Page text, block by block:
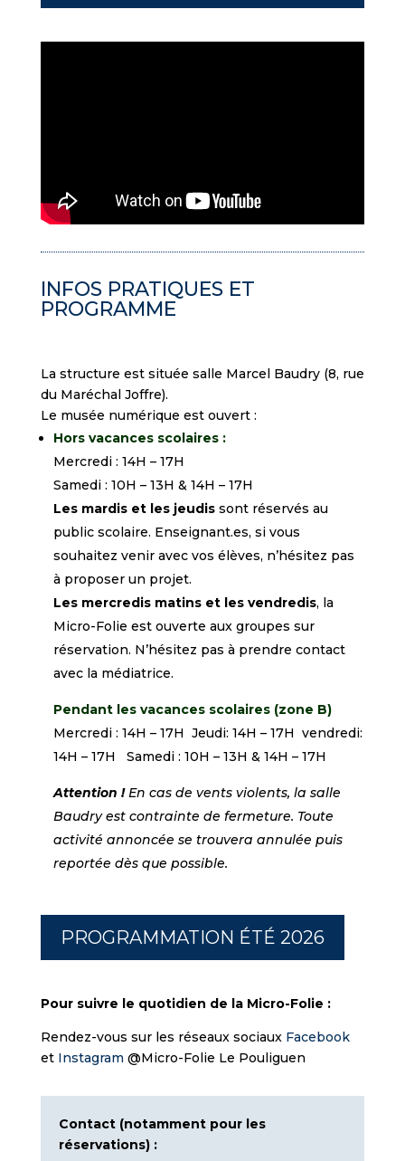
INFOS PRATIQUES ET
PROGRAMME
La structure est située salle Marcel Baudry (8, rue
du Maréchal Joffre).
Le musée numérique est ouvert :
Hors vacances scolaires :
Mercredi : 14H – 17H
Samedi : 10H – 13H & 14H – 17H
Les mardis et les jeudissont réservés au
public scolaire. Enseignant.es, si vous
souhaitez venir avec vos élèves, n’hésitez pas
à proposer un projet.
Les mercredis matins et les vendredis, la
Micro-Folie est ouverte aux groupes sur
réservation. N’hésitez pas à prendre contact
avec la médiatrice.
Pendant les vacances scolaires (zone B)
Mercredi : 14H – 17H Jeudi: 14H – 17H vendredi:
14H – 17H Samedi : 10H – 13H & 14H – 17H
Attention ! En cas de vents violents, la salle
Baudry est contrainte de fermeture. Toute
activité annoncée se trouvera annulée puis
reportée dès que possible.
PROGRAMMATION ÉTÉ 2026
Pour suivre le quotidien de la Micro-Folie :
Rendez-vous sur les réseaux sociaux Facebook
et Instagram @Micro-Folie Le Pouliguen
Contact (notamment pour les
réservations) :